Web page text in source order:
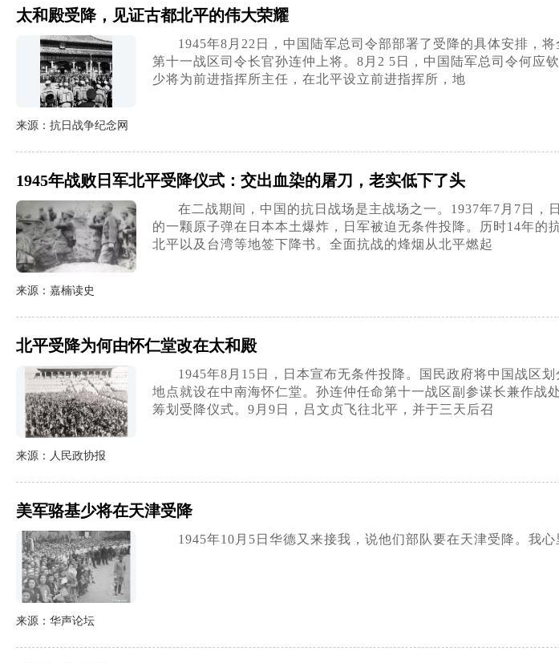
太和殿受降，见证古都北平的伟大荣耀
1945年8月22日，中国陆军总司令部部署了受降的具体安排，
第十一战区司令长官孙连仲上将。8月2 5日，中国陆军总司令何应
少将为前进指挥所主任，在北平设立前进指挥所，地
来源：抗日战争纪念网
1945年战败日军北平受降仪式：交出血染的屠刀，老实低下了头
在二战期间，中国的抗日战场是主战场之一。1937年7月7日
的一颗原子弹在日本本土爆炸，日军被迫无条件投降。历时14年
北平以及台湾等地签下降书。全面抗战的烽烟从北平燃起
来源：嘉楠读史
北平受降为何由怀仁堂改在太和殿
1945年8月15日，日本宣布无条件投降。国民政府将中国战区
地点就设在中南海怀仁堂。孙连仲任命第十一战区副参谋长兼作
筹划受降仪式。9月9日，吕文贞飞往北平，并于三天后召
来源：人民政协报
美军骆基少将在天津受降
1945年10月5日华德又来接我，说他们部队要在天津受降。
来源：华声论坛